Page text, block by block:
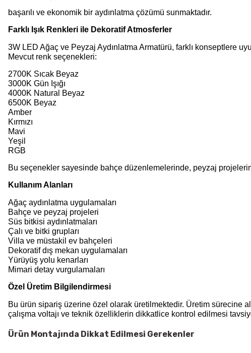
başarılı ve ekonomik bir aydınlatma çözümü sunmaktadır.
Farklı Işık Renkleri ile Dekoratif Atmosferler
3W LED Ağaç ve Peyzaj Aydınlatma Armatürü, farklı konseptlere
Mevcut renk seçenekleri:
2700K Sıcak Beyaz
3000K Gün Işığı
4000K Natural Beyaz
6500K Beyaz
Amber
Kırmızı
Mavi
Yeşil
RGB
Bu seçenekler sayesinde bahçe düzenlemelerinde, peyzaj
Kullanım Alanları
Ağaç aydınlatma uygulamaları
Bahçe ve peyzaj projeleri
Süs bitkisi aydınlatmaları
Çalı ve bitki grupları
Villa ve müstakil ev bahçeleri
Dekoratif dış mekan uygulamaları
Yürüyüş yolu kenarları
Mimari detay vurgulamaları
Özel Üretim Bilgilendirmesi
Bu ürün sipariş üzerine özel olarak üretilmektedir. Üretim sürecine
çalışma voltajı ve teknik özelliklerin dikkatlice kontrol edilmesi
Ürün Montajında Dikkat Edilmesi Gerekenler